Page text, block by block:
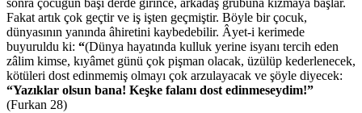
sonra çocuğun başı derde girince, arkadaş grubuna kızmaya başlar.
Fakat artık çok geçtir ve iş işten geçmiştir. Böyle bir çocuk,
dünyasının yanında âhiretini kaybedebilir. Âyet-i kerimede
buyuruldu ki: “(Dünya hayatında kulluk yerine isyanı tercih eden
zâlim kimse, kıyâmet günü çok pişman olacak, üzülüp kederlenecek,
kötüleri dost edinmemiş olmayı çok arzulayacak ve şöyle diyecek:
“Yazıklar olsun bana! Keşke falanı dost edinmeseydim!”
(Furkan 28)